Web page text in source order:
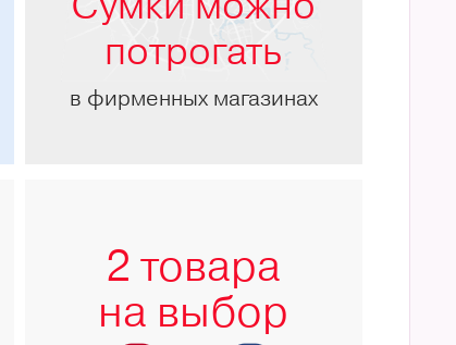
потрогать
в фирменных магазинах
2 товара
на выбор